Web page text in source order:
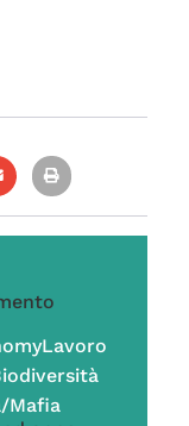
Lavoro
Mafia